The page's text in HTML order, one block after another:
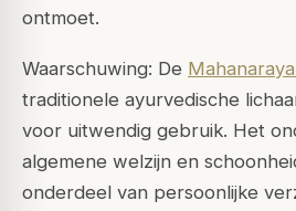
ontmoet.
Waarschuwing: De
traditionele ayurvedische
voor uitwendig gebruik. Het
algemene welzijn en
onderdeel van persoonlijke